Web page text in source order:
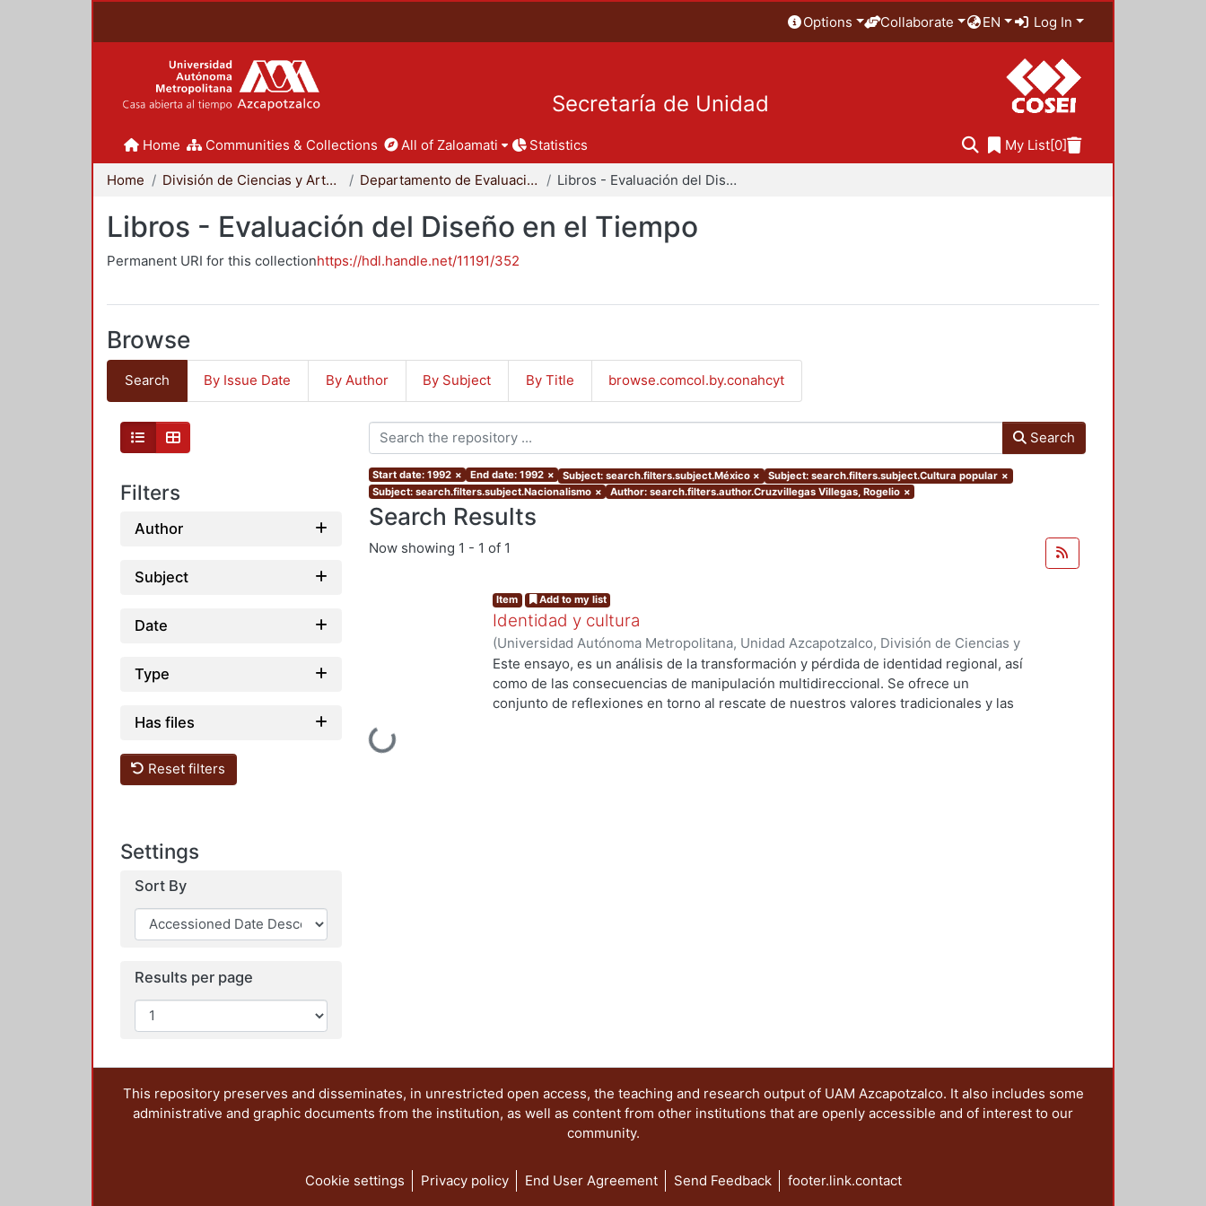
Options Collaborate EN Log In
Secretaría de Unidad
Home Communities & Collections All of Zaloamati Statistics My List[0]
Home División de Ciencias y Artes para el Diseño Departamento de Evaluación del Diseño en el Tiempo Libros - Evaluación del Diseño en el Tiempo
Libros - Evaluación del Diseño en el Tiempo
Permanent URI for this collectionhttps://hdl.handle.net/11191/352
Browse
Search By Issue Date By Author By Subject By Title browse.comcol.by.conahcyt
Filters
Author
Subject
Date
Type
Has files
Reset filters
Settings
Sort By
Results per page
Search
Start date: 1992 × End date: 1992 × Subject: search.filters.subject.México × Subject: search.filters.subject.Cultura popular ×
Subject: search.filters.subject.Nacionalismo × Author: search.filters.author.Cruzvillegas Villegas, Rogelio ×
Search Results
Now showing 1 - 1 of 1
Loading...
Item Add to my list
Identidad y cultura
(Universidad Autónoma Metropolitana, Unidad Azcapotzalco, División de Ciencias y
Artes para el Diseño, Departamento de Evaluación del Diseño en el Tiempo,1992)
Cruzvillegas Villegas, Rogelio
Este ensayo, es un análisis de la transformación y pérdida de identidad regional, así
como de las consecuencias de manipulación multidireccional. Se ofrece un
conjunto de reflexiones en torno al rescate de nuestros valores tradicionales y las
This repository preserves and disseminates, in unrestricted open access, the teaching and research output of UAM Azcapotzalco. It also includes some
administrative and graphic documents from the institution, as well as content from other institutions that are openly accessible and of interest to our
community.
Cookie settings Privacy policy End User Agreement Send Feedback footer.link.contact